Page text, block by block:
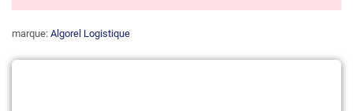
marque: Algorel Logistique